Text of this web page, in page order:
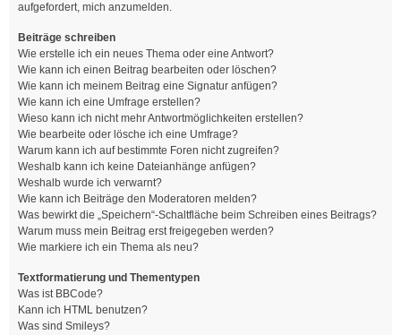
aufgefordert, mich anzumelden.
Beiträge schreiben
Wie erstelle ich ein neues Thema oder eine Antwort?
Wie kann ich einen Beitrag bearbeiten oder löschen?
Wie kann ich meinem Beitrag eine Signatur anfügen?
Wie kann ich eine Umfrage erstellen?
Wieso kann ich nicht mehr Antwortmöglichkeiten erstellen?
Wie bearbeite oder lösche ich eine Umfrage?
Warum kann ich auf bestimmte Foren nicht zugreifen?
Weshalb kann ich keine Dateianhänge anfügen?
Weshalb wurde ich verwarnt?
Wie kann ich Beiträge den Moderatoren melden?
Was bewirkt die „Speichern“-Schaltfläche beim Schreiben eines Beitrags?
Warum muss mein Beitrag erst freigegeben werden?
Wie markiere ich ein Thema als neu?
Textformatierung und Thementypen
Was ist BBCode?
Kann ich HTML benutzen?
Was sind Smileys?